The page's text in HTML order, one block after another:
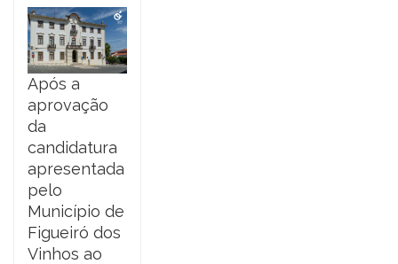
Após a
aprovação
da
candidatura
apresentada
pelo
Município de
Figueiró dos
Vinhos ao